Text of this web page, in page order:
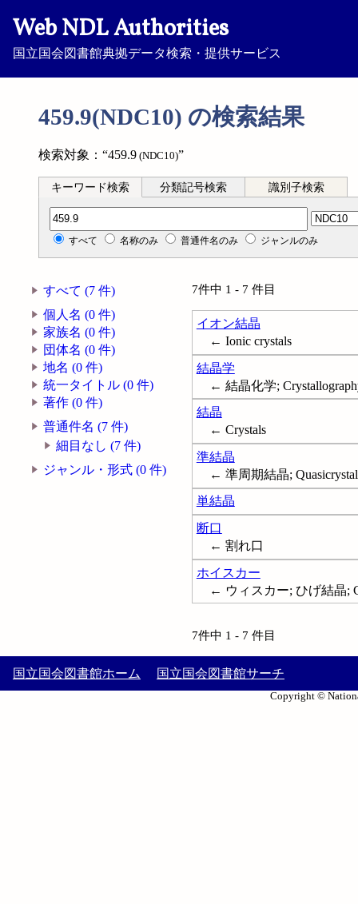
Web NDL Authorities
国立国会図書館典拠データ検索・提供サービス
459.9(NDC10) の検索結果
検索対象：“459.9 (NDC10)”
キーワード検索 分類記号検索 識別子検索
分類記号検索
すべて 名称のみ 普通件名のみ ジャンルのみ
すべて (7 件)
個人名 (0 件)
家族名 (0 件)
団体名 (0 件)
地名 (0 件)
統一タイトル (0 件)
著作 (0 件)
普通件名 (7 件)
細目なし (7 件)
ジャンル・形式 (0 件)
7件中 1 - 7 件目
イオン結晶
← Ionic crystals
結晶学
← 結晶化学;
結晶
← Crystals
準結晶
← 準周期結晶;
単結晶
断口
← 割れ口
ホイスカー
← ウィスカー; ひげ結晶;
7件中 1 - 7 件目
国立国会図書館ホーム 国立国会図書館サーチ
Copyright ©